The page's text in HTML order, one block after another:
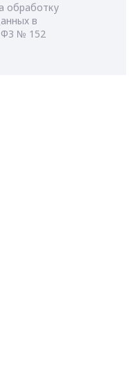
обработку
в
ФЗ № 152